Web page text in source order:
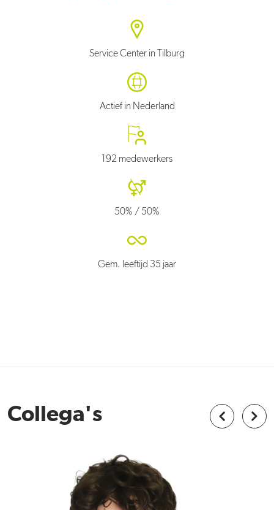
Service Center in Tilburg
Actief in Nederland
192 medewerkers
50% / 50%
Gem. leeftijd 35 jaar
Collega's